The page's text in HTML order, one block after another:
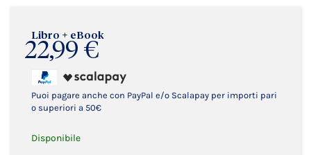
Libro + eBook
22,99 €
Puoi pagare anche con PayPal e/o Scalapay per importi pari
o superiori a 50€
Disponibile